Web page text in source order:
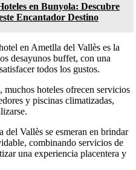
en Bunyola: Descubre
Encantador Destino
en Ametlla del Vallès es la
desayunos buffet, con una
todos los gustos.
muchos hoteles ofrecen servicios
y piscinas climatizadas,
del Vallès se esmeran en brindar
combinando servicios de
una experiencia placentera y